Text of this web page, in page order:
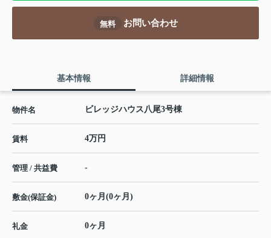
無料 お問い合わせ
基本情報 詳細情報
物件名 ビレッジハウス八尾3号棟
賃料 4万円
管理 / 共益費 -
敷金(保証金) 0ヶ月(0ヶ月)
礼金 0ヶ月